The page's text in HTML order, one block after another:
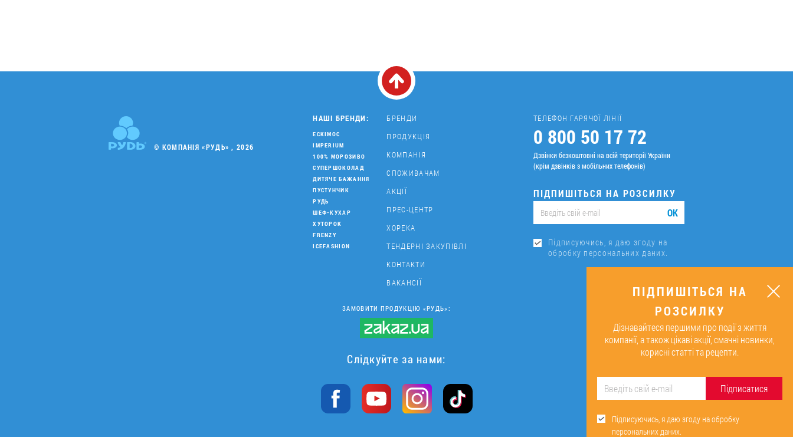
© КОМПАНІЯ «РУДЬ» , 2026
НАШІ БРЕНДИ:
ЕСКІМОС
IMPERIUM
100% МОРОЗИВО
СУПЕРШОКОЛАД
ДИТЯЧЕ БАЖАННЯ
ПУСТУНЧИК
РУДЬ
ШЕФ-КУХАР
ХУТОРОК
FRENZY
ICEFASHION
БРЕНДИ
ПРОДУКЦІЯ
КОМПАНІЯ
СПОЖИВАЧАМ
АКЦІЇ
ПРЕС-ЦЕНТР
ХОРЕКА
ТЕНДЕРНІ ЗАКУПІВЛІ
КОНТАКТИ
ВАКАНСІЇ
ТЕЛЕФОН ГАРЯЧОЇ ЛІНІЇ
0 800 50 17 72
Дзвінки безкоштовні на всій території України
(крім дзвінків з мобільних телефонів)
ПІДПИШІТЬСЯ НА РОЗСИЛКУ
ОК
Підписуючись, я даю згоду на
обробку персональних даних.
ЗАМОВИТИ ПРОДУКЦІЮ «РУДЬ»:
Слідкуйте за нами:
ПІДПИШІТЬСЯ НА
РОЗСИЛКУ
Дізнавайтеся першими про події з життя
компанії, а також цікаві акції, смачні новинки,
корисні статті та рецепти.
Підписатися
Підписуючись, я даю згоду на обробку
персональних даних.